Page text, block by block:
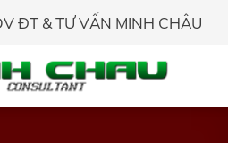
ĐT & TƯ VẤN MINH CHÂU